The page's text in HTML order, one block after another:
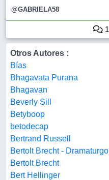
@GABRIELA58
Otros Autores :
Bías
Bhagavata Purana
Bhagavan
Beverly Sill
Betyboop
betodecap
Bertrand Russell
Bertolt Brecht -
Bertolt Brecht
Bert Hellinger